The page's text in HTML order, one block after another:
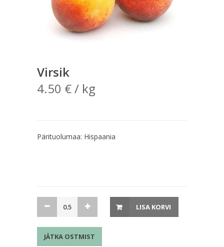
Virsik
4.50 €/ kg
Pärituolumaa: Hispaania
LISA KORVI
JÄTKA OSTMIST